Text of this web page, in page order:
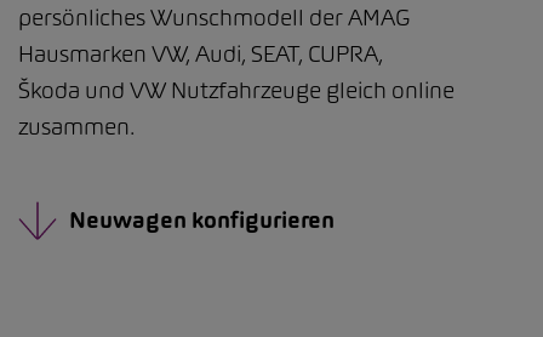
persönliches Wunschmodell der AMAG
Hausmarken VW, Audi, SEAT, CUPRA,
Škoda und VW Nutzfahrzeuge gleich online
zusammen.
Neuwagen konfigurieren